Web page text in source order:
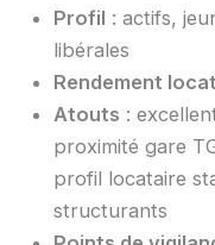
Profil : actifs,
libérales
Rendement
Atouts :
proximité gare
profil locataire
structurants